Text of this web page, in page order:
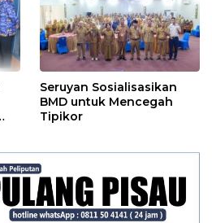
Seruyan Sosialisasikan
BMD untuk Mencegah
Tipikor